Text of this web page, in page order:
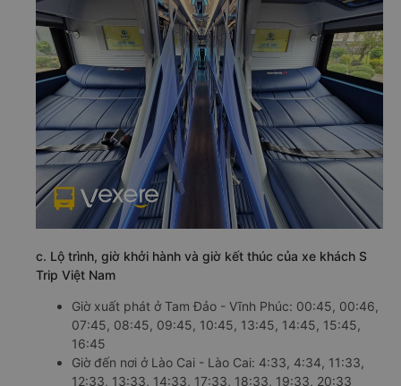
c. Lộ trình, giờ khởi hành và giờ kết thúc của xe khách S
Trip Việt Nam
Giờ xuất phát ở Tam Đảo - Vĩnh Phúc: 00:45, 00:46,
07:45, 08:45, 09:45, 10:45, 13:45, 14:45, 15:45,
16:45
Giờ đến nơi ở Lào Cai - Lào Cai: 4:33, 4:34, 11:33,
12:33, 13:33, 14:33, 17:33, 18:33, 19:33, 20:33